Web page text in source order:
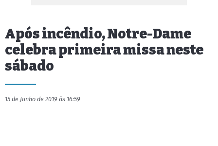
Após incêndio, Notre-Dame
celebra primeira missa neste
sábado
15 de Junho de 2019 às 16:59